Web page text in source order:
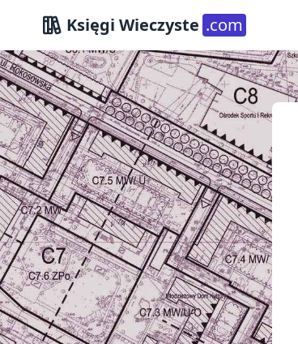
Księgi Wieczyste .com